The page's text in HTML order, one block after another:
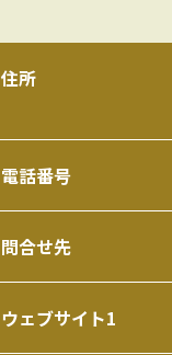
住所
電話番号
問合せ先
ウェブサイト1